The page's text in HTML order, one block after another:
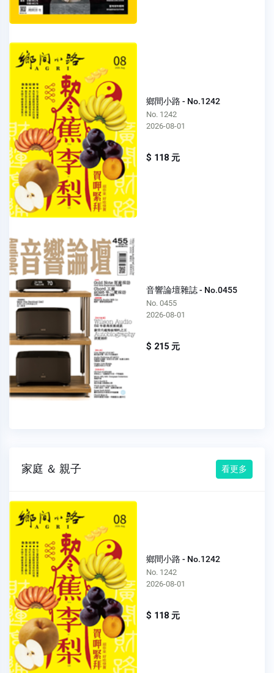
鄉間小路 - No.1242
No. 1242
2026-08-01
$ 118 元
音響論壇雜誌 - No.0455
No. 0455
2026-08-01
$ 215 元
家庭 ＆ 親子 看更多
鄉間小路 - No.1242
No. 1242
2026-08-01
$ 118 元